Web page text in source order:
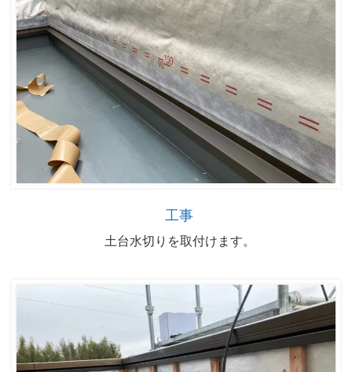
工事
土台水切りを取付けます。